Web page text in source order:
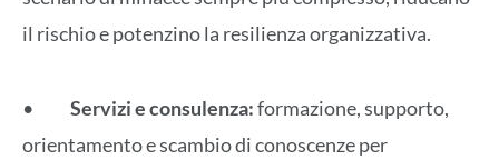
il rischio e potenzino la resilienza organizzativa.
• Servizi e consulenza:formazione, supporto,
orientamento e scambio di conoscenze per